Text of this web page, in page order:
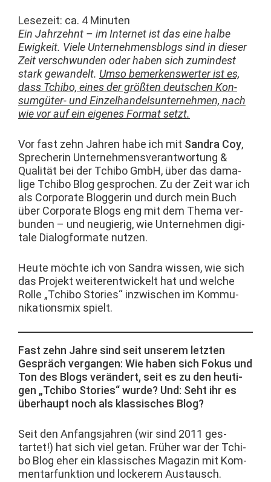
Lesezeit: ca. 4 Minuten
Ein Jahrzehnt – im Inter­net ist das eine halbe
Ewigkeit. Viele Unternehmens­blogs sind in dieser
Zeit ver­schwun­den oder haben sich zumin­d­est
stark gewan­delt. Umso bemerkenswert­er ist es,
dass Tchi­bo, eines der größten deutschen Kon­
sumgüter- und Einzel­han­del­sun­ternehmen, nach
wie vor auf ein eigenes For­mat setzt.
Vor fast zehn Jahren habe ich mit San­dra Coy,
Sprecherin Unternehmensver­ant­wor­tung &
Qual­ität bei der Tchi­bo GmbH, über das dama­
lige Tchi­bo Blog gesprochen. Zu der Zeit war ich
als Cor­po­rate Blog­gerin und durch mein Buch
über Cor­po­rate Blogs eng mit dem The­ma ver­
bun­den – und neugierig, wie Unternehmen dig­i­
tale Dialog­for­mate nutzen.
Heute möchte ich von San­dra wis­sen, wie sich
das Pro­jekt weit­er­en­twick­elt hat und welche
Rolle „Tchi­bo Sto­ries“ inzwis­chen im Kom­mu­
nika­tion­s­mix spielt.
Fast zehn Jahre sind seit unserem let­zten
Gespräch ver­gan­gen: Wie haben sich Fokus und
Ton des Blogs verän­dert, seit es zu den heuti­
gen „Tchi­bo Sto­ries“ wurde? Und: Seht ihr es
über­haupt noch als klas­sis­ches Blog?
Seit den Anfangs­jahren (wir sind 2011 ges­
tartet!) hat sich viel getan. Früher war der Tchi­
bo Blog eher ein klas­sis­ches Mag­a­zin mit Kom­
men­tar­funk­tion und lock­erem Aus­tausch.